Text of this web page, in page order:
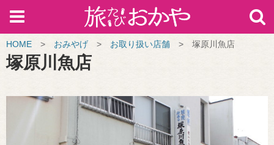
HOME > おみやげ > お取り扱い店舗 > 塚原川魚店
塚原川魚店